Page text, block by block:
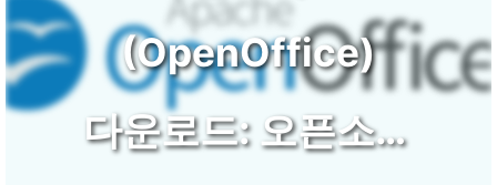
(OpenOffice)
다운로드: 오픈소스